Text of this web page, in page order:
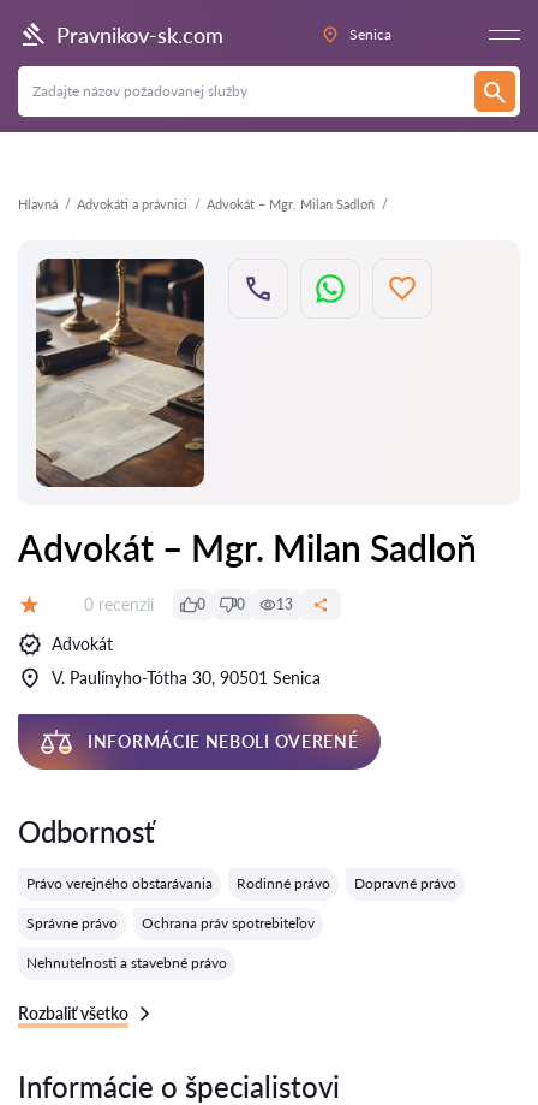
Pravnikov-sk.com Senica
Hlavná Аdvokáti a právnici Advokát – Mgr. Milan Sadloň
Späť
Advokát – Mgr. Milan Sadloň
Recenzií:
0 recenzií 0 0 13
Advokát
V. Paulínyho-Tótha 30, 90501 Senica
INFORMÁCIE NEBOLI OVERENÉ
Odbornosť
Právo verejného obstarávania Rodinné právo Dopravné právo
Správne právo Ochrana práv spotrebiteľov
Nehnuteľnosti a stavebné právo
Rozbaliť všetko
Informácie o špecialistovi